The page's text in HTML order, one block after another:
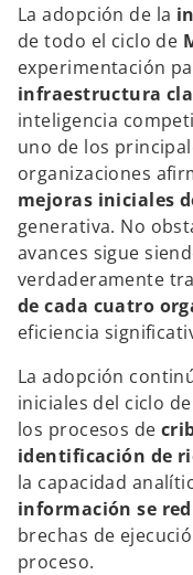
La adopción de la
de todo el ciclo de
experimentación
infraestructura
inteligencia
uno de los
organizaciones
mejoras iniciales
generativa. No
avances sigue
verdaderamente
de cada cuatro
eficiencia
La adopción
iniciales del ciclo
los procesos de
identificación de
la capacidad
información se
brechas de
proceso.